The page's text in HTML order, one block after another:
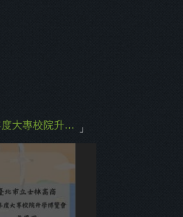
114年度大專校院升學博覽會成果冊 」